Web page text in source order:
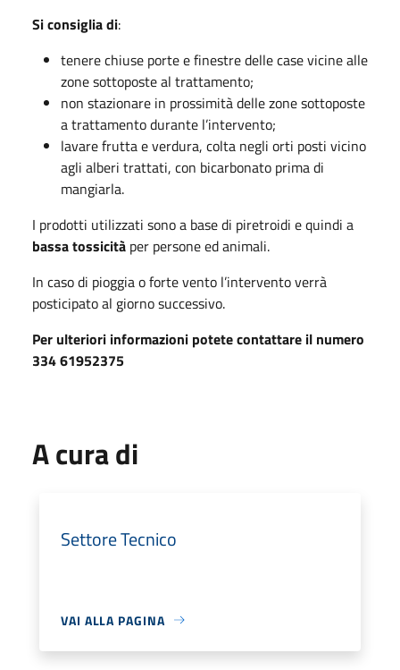
Si consiglia di:
tenere chiuse porte e finestre delle case vicine alle
zone sottoposte al trattamento;
non stazionare in prossimità delle zone sottoposte
a trattamento durante l’intervento;
lavare frutta e verdura, colta negli orti posti vicino
agli alberi trattati, con bicarbonato prima di
mangiarla.
I prodotti utilizzati sono a base di piretroidi e quindi a
bassa tossicità per persone ed animali.
In caso di pioggia o forte vento l’intervento verrà
posticipato al giorno successivo.
Per ulteriori informazioni potete contattare il numero
334 61952375
A cura di
Settore Tecnico
VAI ALLA PAGINA